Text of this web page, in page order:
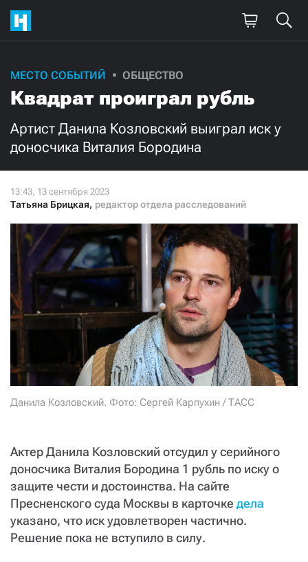
МЕСТО СОБЫТИЙ ОБЩЕСТВО
Квадрат проиграл рубль
Артист Данила Козловский выиграл иск у
доносчика Виталия Бородина
Татьяна Брицкая, редактор отдела расследований
Данила Козловский. Фото: Сергей Карпухин / ТАСС
Актер Данила Козловский отсудил у серийного
доносчика Виталия Бородина 1 рубль по иску о
защите чести и достоинства. На сайте
Пресненского суда Москвы в карточке дела
указано, что иск удовлетворен частично.
Решение пока не вступило в силу.